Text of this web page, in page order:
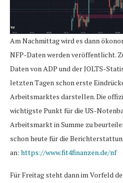
Am Nachmittag wird es dann
NFP-Daten werden veröffentlicht.
Daten von ADP und der JOLTS-
letzten Tagen schon erste
Arbeitsmarktes darstellen. Die
wichtigste Punkt für die US-
Arbeitsmarkt in Summe zu
schon heute für die
an: https://www.fit4finanzen.de/nf
Für Freitag steht dann im Vorfeld